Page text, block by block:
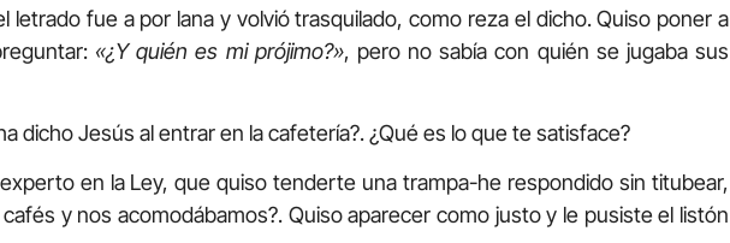
letrado fue a por lana y volvió trasquilado, como reza el dicho. Quiso poner a
«¿Y quién es mi prójimo?», pero no sabía con quién se jugaba sus
dicho Jesús al entrar en la cafetería?. ¿Qué es lo que te satisface?
en la Ley, que quiso tenderte una trampa-he respondido sin titubear,
y nos acomodábamos?. Quiso aparecer como justo y le pusiste el listón